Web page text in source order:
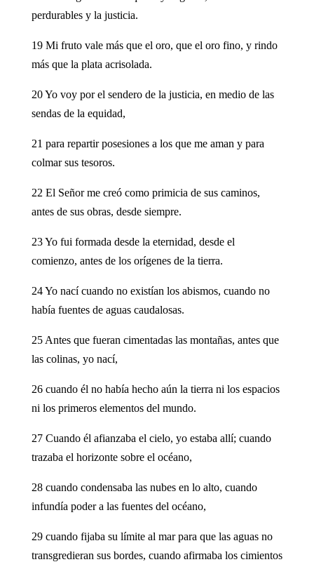
perdurables y la justicia.
19 Mi fruto vale más que el oro, que el oro fino, y rindo
más que la plata acrisolada.
20 Yo voy por el sendero de la justicia, en medio de las
sendas de la equidad,
21 para repartir posesiones a los que me aman y para
colmar sus tesoros.
22 El Señor me creó como primicia de sus caminos,
antes de sus obras, desde siempre.
23 Yo fui formada desde la eternidad, desde el
comienzo, antes de los orígenes de la tierra.
24 Yo nací cuando no existían los abismos, cuando no
había fuentes de aguas caudalosas.
25 Antes que fueran cimentadas las montañas, antes que
las colinas, yo nací,
26 cuando él no había hecho aún la tierra ni los espacios
ni los primeros elementos del mundo.
27 Cuando él afianzaba el cielo, yo estaba allí; cuando
trazaba el horizonte sobre el océano,
28 cuando condensaba las nubes en lo alto, cuando
infundía poder a las fuentes del océano,
29 cuando fijaba su límite al mar para que las aguas no
transgredieran sus bordes, cuando afirmaba los cimientos